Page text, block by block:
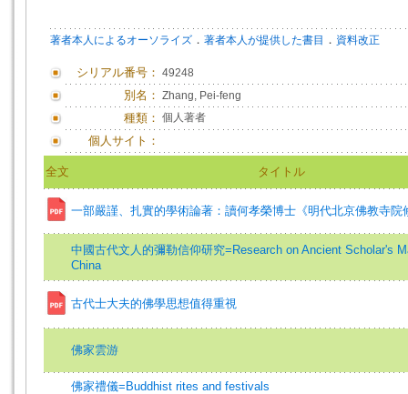
著者本人によるオーソライズ ． 著者本人が提供した書目 ． 資料改正
シリアル番号： 49248
別名： Zhang, Pei-feng
種類： 個人著者
個人サイト：
全文 タイトル
一部嚴謹、扎實的學術論著：讀何孝榮博士《明代北京佛教寺院
中國古代文人的彌勒信仰研究=Research on Ancient Scholar's
China
古代士大夫的佛學思想值得重視
佛家雲游
佛家禮儀=Buddhist rites and festivals